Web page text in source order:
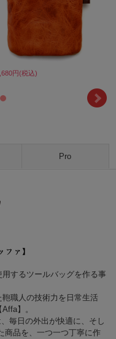
円(税込)
Pro
するツールバッグを作る事
職人の技術力を日常生活
】。
毎日の外出が快適に、そし
商品を、一つ一つ丁寧に作